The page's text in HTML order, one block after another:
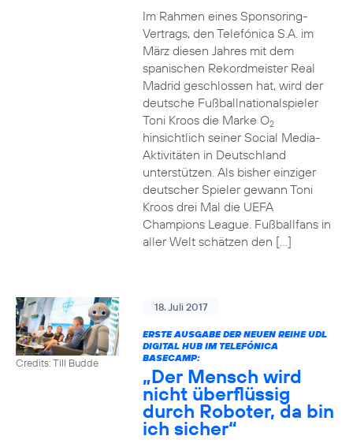
Im Rahmen eines Sponsoring-
Vertrags, den Telefónica S.A. im
März diesen Jahres mit dem
spanischen Rekordmeister Real
Madrid geschlossen hat, wird der
deutsche Fußballnationalspieler
Toni Kroos die Marke O2
hinsichtlich seiner Social Media-
Aktivitäten in Deutschland
unterstützen. Als bisher einziger
deutscher Spieler gewann Toni
Kroos drei Mal die UEFA
Champions League. Fußballfans in
aller Welt schätzen den […]
Credits: Till Budde
18. Juli 2017
ERSTE AUSGABE DER NEUEN REIHE UDL
DIGITAL HUB IM TELEFÓNICA
BASECAMP:
„Der Mensch wird
nicht überflüssig
durch Roboter, da bin
ich sicher“